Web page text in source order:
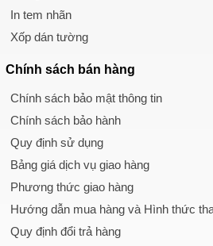
In tem nhãn
Xốp dán tường
Chính sách bán hàng
Chính sách bảo mật thông tin
Chính sách bảo hành
Quy định sử dụng
Bảng giá dịch vụ giao hàng
Phương thức giao hàng
Hướng dẫn mua hàng và Hình thức
Quy định đổi trả hàng